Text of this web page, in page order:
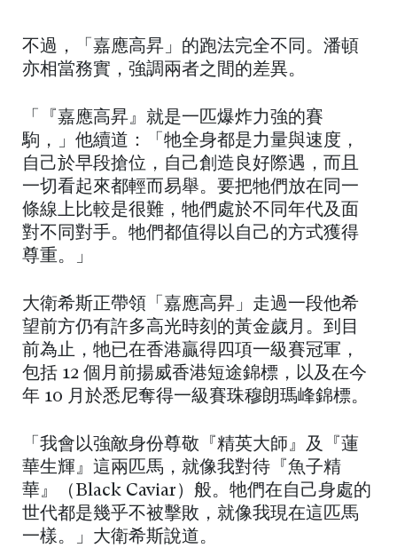
不過，「嘉應高昇」的跑法完全不同。潘頓
亦相當務實，強調兩者之間的差異。
「『嘉應高昇』就是一匹爆炸力強的賽
駒，」他續道：「牠全身都是力量與速度，
自己於早段搶位，自己創造良好際遇，而且
一切看起來都輕而易舉。要把牠們放在同一
條線上比較是很難，牠們處於不同年代及面
對不同對手。牠們都值得以自己的方式獲得
尊重。」
大衛希斯正帶領「嘉應高昇」走過一段他希
望前方仍有許多高光時刻的黃金歲月。到目
前為止，牠已在香港贏得四項一級賽冠軍，
包括 12 個月前揚威香港短途錦標，以及在今
年 10 月於悉尼奪得一級賽珠穆朗瑪峰錦標。
「我會以強敵身份尊敬『精英大師』及『蓮
華生輝』這兩匹馬，就像我對待『魚子精
華』（Black Caviar）般。牠們在自己身處的
世代都是幾乎不被擊敗，就像我現在這匹馬
一樣。」大衛希斯說道。